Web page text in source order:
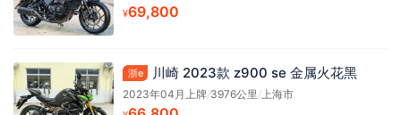
¥69,800
浙e 川崎 2023款 z900 se 金属火花黑
2023年04月上牌/3976公里 /上海市